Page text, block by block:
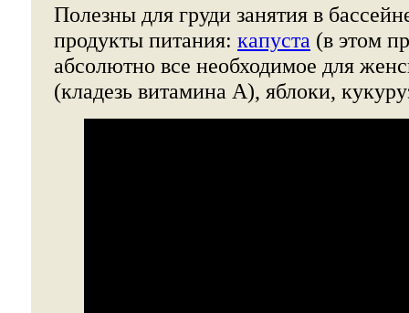
Полезны для груди занятия в
продукты питания: капуста (в этом
абсолютно все необходимое для
(кладезь витамина А), яблоки,